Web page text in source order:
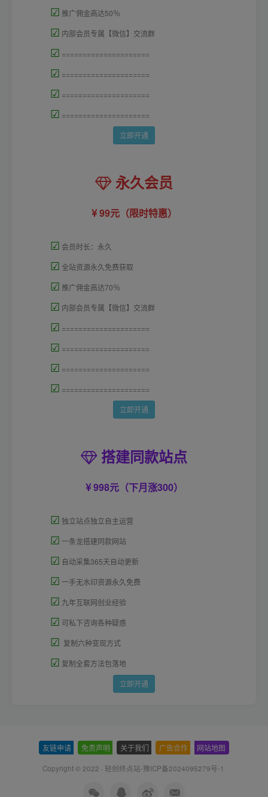
☑ 推广佣金高达50％
☑ 内部会员专属【微信】交流群
☑ =====================
☑ =====================
☑ =====================
☑ =====================
立即开通
永久会员
99元（限时特惠）
☑ 会员时长：永久
☑ 全站资源永久免费获取
☑ 推广佣金高达70％
☑ 内部会员专属【微信】交流群
☑ =====================
☑ =====================
☑ =====================
☑ =====================
立即开通
搭建同款站点
998元（下月涨300）
☑ 独立站点独立自主运营
☑ 一条龙搭建同款网站
☑ 自动采集365天自动更新
☑ 一手无水印资源永久免费
☑ 九年互联网创业经验
☑ 可私下咨询各种疑惑
☑ 复制六种变现方式
☑ 复制全套方法包落地
立即开通
友链申请 免责声明 关于我们 广告合作 网站地图
Copyright © 2022 · 轻创终点站-豫ICP备2024095279号-1